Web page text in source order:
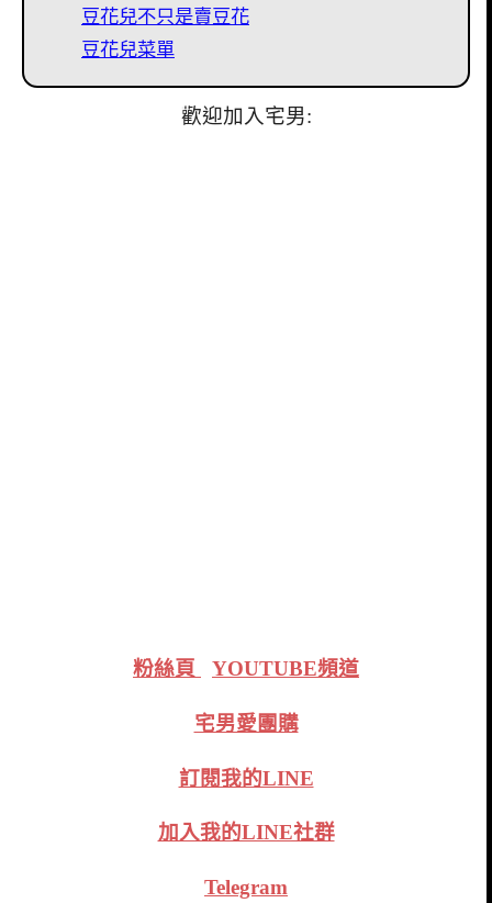
豆花兒不只是賣豆花
豆花兒菜單
歡迎加入宅男:
粉絲頁 YOUTUBE頻道
宅男愛團購
訂閱我的LINE
加入我的LINE社群
Telegram